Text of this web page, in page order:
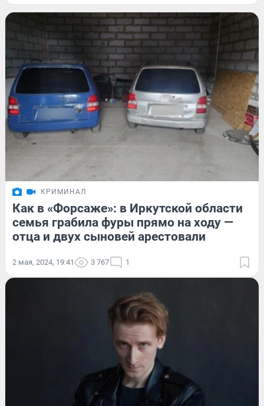
КРИМИНАЛ
Как в «Форсаже»: в Иркутской области
семья грабила фуры прямо на ходу —
отца и двух сыновей арестовали
2 мая, 2024, 19:41 3 767 1